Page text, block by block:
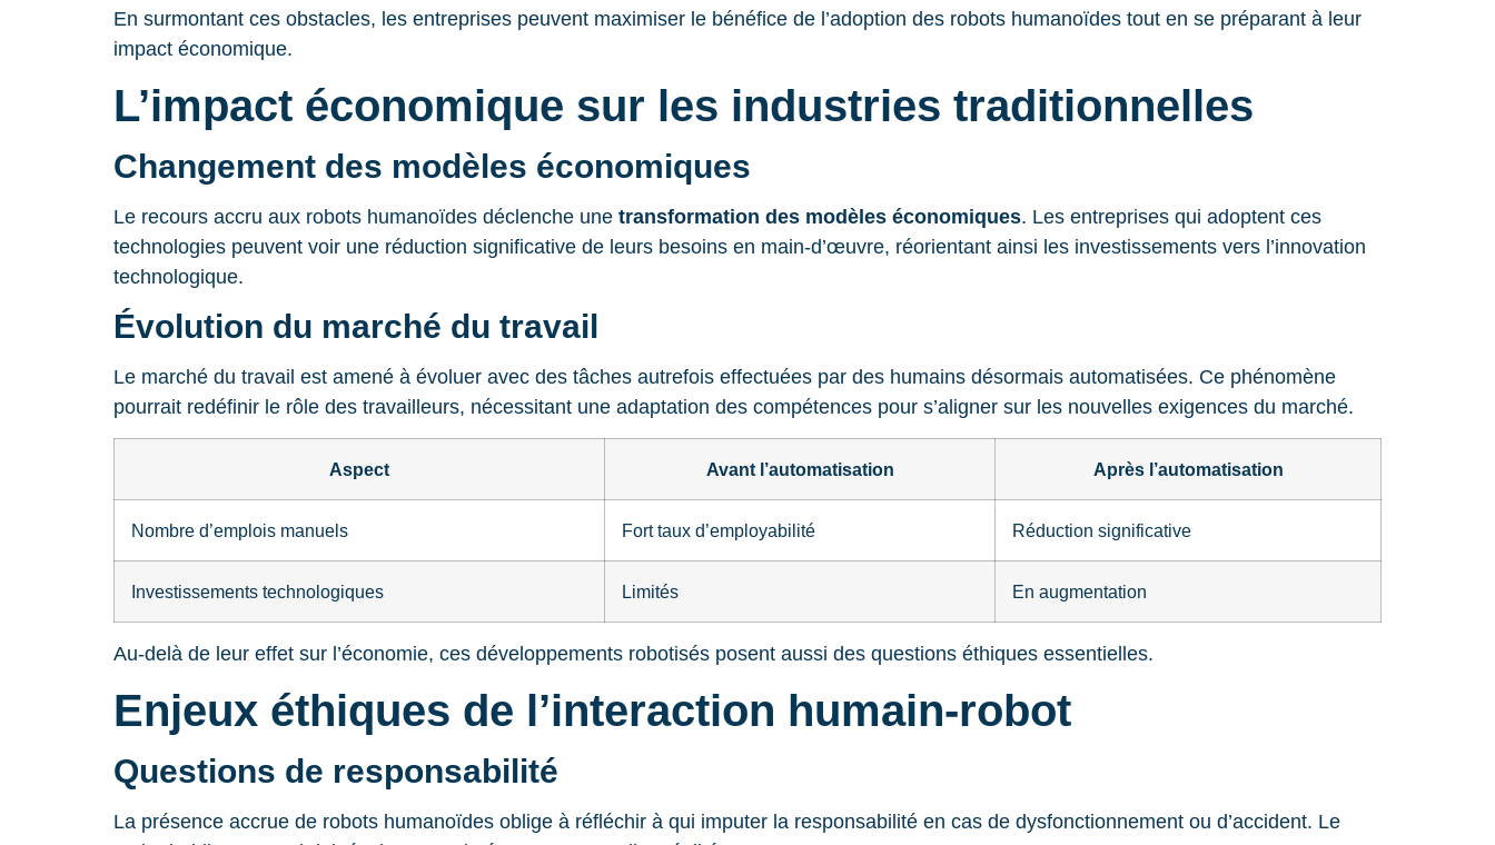
En surmontant ces obstacles, les entreprises peuvent maximiser le bénéfice de l’adoption des robots humanoïdes tout en se préparant à leur
impact économique.
L’impact économique sur les industries traditionnelles
Changement des modèles économiques
Le recours accru aux robots humanoïdes déclenche une transformation des modèles économiques. Les entreprises qui adoptent ces
technologies peuvent voir une réduction significative de leurs besoins en main-d’œuvre, réorientant ainsi les investissements vers l’innovation
technologique.
Évolution du marché du travail
Le marché du travail est amené à évoluer avec des tâches autrefois effectuées par des humains désormais automatisées. Ce phénomène
pourrait redéfinir le rôle des travailleurs, nécessitant une adaptation des compétences pour s’aligner sur les nouvelles exigences du marché.
Aspect Avant l’automatisation Après l’automatisation
Nombre d’emplois manuels Fort taux d’employabilité Réduction significative
Investissements technologiques Limités En augmentation
Au-delà de leur effet sur l’économie, ces développements robotisés posent aussi des questions éthiques essentielles.
Enjeux éthiques de l’interaction humain-robot
Questions de responsabilité
La présence accrue de robots humanoïdes oblige à réfléchir à qui imputer la responsabilité en cas de dysfonctionnement ou d’accident. Le